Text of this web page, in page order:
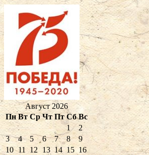
Август 2026
Пн Вт Ср Чт Пт Сб Вс
1
2
3
4 5 6 7 8
9
10 11 12 13 14 15 16